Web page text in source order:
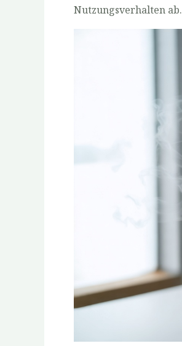
Nutzungsverhalten ab.